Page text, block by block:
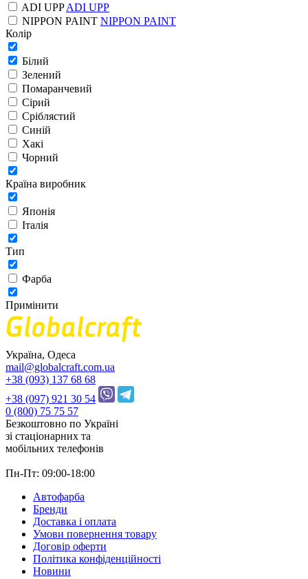
ADI UPPADI UPP
NIPPON PAINT NIPPON PAINT
Колір
Білий
Зелений
Помаранчевий
Сірий
Сріблястий
Синій
Хакі
Чорний
Країна виробник
Японія
Італія
Тип
Фарба
Примінити
Україна, Одеса
mail@globalcraft.com.ua
+38 (093) 137 68 68
+38 (097) 921 30 54
0 (800) 75 75 57
Безкоштовно по Україні
зі стацiонарних та
мобільних телефонів
Пн-Пт: 09:00-18:00
Автофарба
Бренди
Доставка і оплата
Умови повернення товару
Договір оферти
Політика конфіденційності
Новини